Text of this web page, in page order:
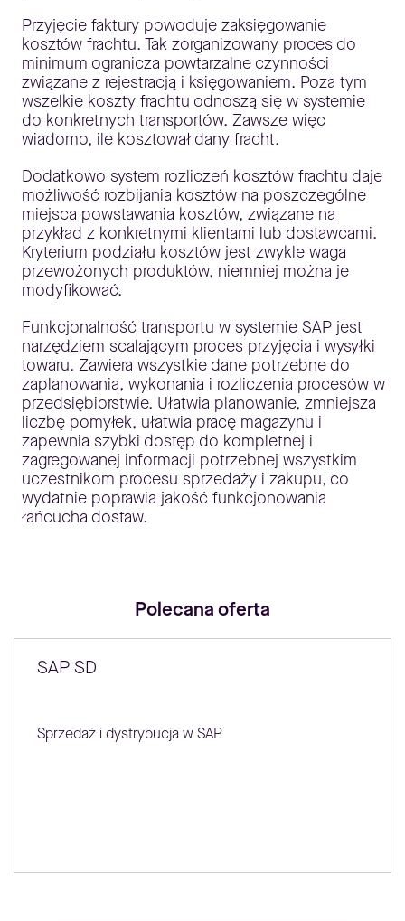
Przyjęcie faktury powoduje zaksięgowanie
kosztów frachtu. Tak zorganizowany proces do
minimum ogranicza powtarzalne czynności
związane z rejestracją i księgowaniem. Poza tym
wszelkie koszty frachtu odnoszą się w systemie
do konkretnych transportów. Zawsze więc
wiadomo, ile kosztował dany fracht.
Dodatkowo system rozliczeń kosztów frachtu daje
możliwość rozbijania kosztów na poszczególne
miejsca powstawania kosztów, związane na
przykład z konkretnymi klientami lub dostawcami.
Kryterium podziału kosztów jest zwykle waga
przewożonych produktów, niemniej można je
modyfikować.
Funkcjonalność transportu w systemie SAP jest
narzędziem scalającym proces przyjęcia i wysyłki
towaru. Zawiera wszystkie dane potrzebne do
zaplanowania, wykonania i rozliczenia procesów w
przedsiębiorstwie. Ułatwia planowanie, zmniejsza
liczbę pomyłek, ułatwia pracę magazynu i
zapewnia szybki dostęp do kompletnej i
zagregowanej informacji potrzebnej wszystkim
uczestnikom procesu sprzedaży i zakupu, co
wydatnie poprawia jakość funkcjonowania
łańcucha dostaw.
Polecana oferta
SAP SD
Sprzedaż i dystrybucja w SAP